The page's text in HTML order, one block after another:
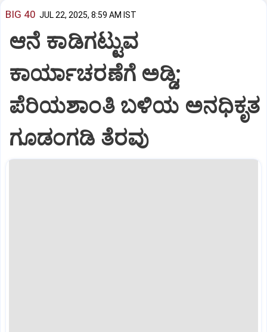
BIG 40 JUL 22, 2025, 8:59 AM IST
ಆನೆ ಕಾಡಿಗಟ್ಟುವ
ಕಾರ್ಯಾಚರಣೆಗೆ ಅಡ್ಡಿ;
ಪೆರಿಯಶಾಂತಿ ಬಳಿಯ ಅನಧಿಕೃತ
ಗೂಡಂಗಡಿ ತೆರವು